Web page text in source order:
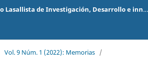
Memorias del Concurso Lasallista de Investigación, Desarrollo e innovación
Vol. 9 Núm. 1 (2022): Memorias /